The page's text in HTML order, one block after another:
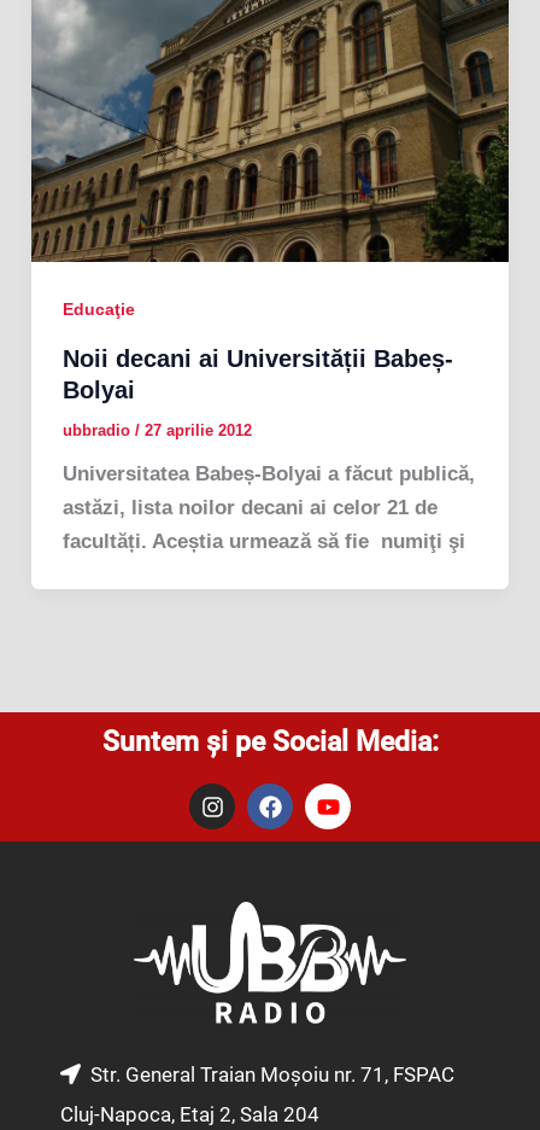
Educaţie
Noii decani ai Universității Babeș-
Bolyai
ubbradio / 27 aprilie 2012
Universitatea Babeș-Bolyai a făcut publică,
astăzi, lista noilor decani ai celor 21 de
facultăți. Aceștia urmează să fie numiţi şi
Suntem și pe Social Media:
I
n
s
m
F
a
c
o
k
Y
o
u
e
Str. General Traian Moșoiu nr. 71, FSPAC
Cluj-Napoca, Etaj 2, Sala 204